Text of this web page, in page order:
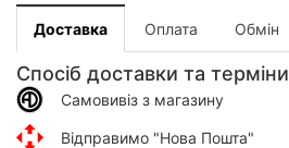
Доставка Оплата Обмін
Спосіб доставки та терміни
Самовивіз з магазину
Відправимо "Нова Пошта"